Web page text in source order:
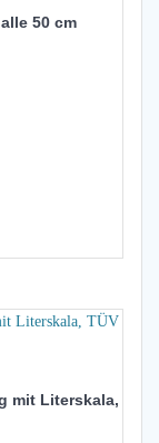
50 cm
mit Literskala,